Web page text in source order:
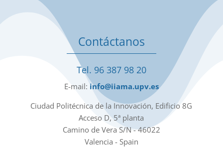
Contáctanos
Tel. 96 387 98 20
E-mail: info@iiama.upv.es
Ciudad Politécnica de la Innovación, Edificio 8G
Acceso D, 5ª planta
Camino de Vera S/N - 46022
Valencia - Spain